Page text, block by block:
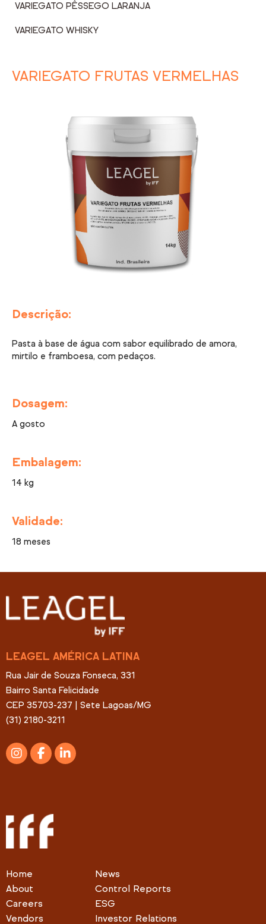
VARIEGATO PÊSSEGO LARANJA
VARIEGATO WHISKY
VARIEGATO FRUTAS VERMELHAS
Descrição:
Pasta à base de água com sabor equilibrado de amora,
mirtilo e framboesa, com pedaços.
Dosagem:
A gosto
Embalagem:
14 kg
Validade:
18 meses
LEAGEL AMÉRICA LATINA
Rua Jair de Souza Fonseca, 331
Bairro Santa Felicidade
CEP 35703-237 | Sete Lagoas/MG
(31) 2180-3211
Home
About
Careers
Vendors
News
Control Reports
ESG
Investor Relations